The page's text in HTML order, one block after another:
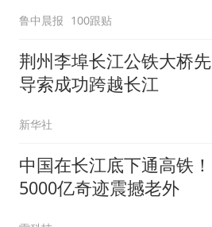
两，做成红烧辣子鱼块，
味道很好
鲁中晨报 100跟贴
荆州李埠长江公铁大桥先
导索成功跨越长江
新华社
中国在长江底下通高铁！
5000亿奇迹震撼老外